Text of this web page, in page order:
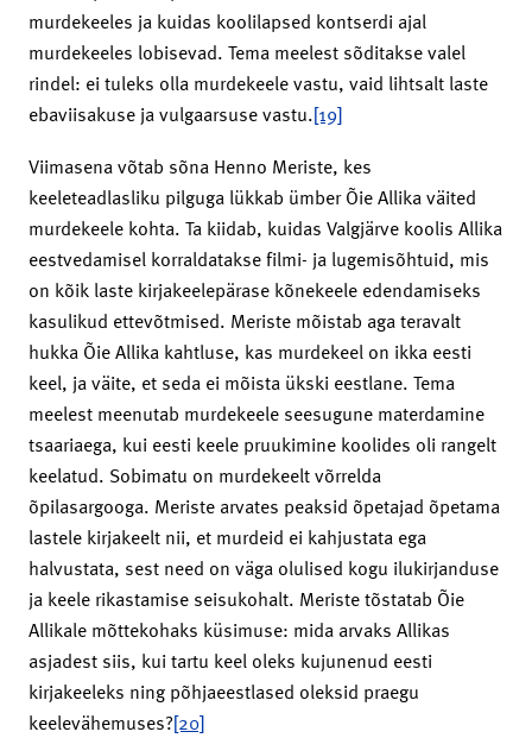
murdekeeles ja kuidas koolilapsed kontserdi ajal
murdekeeles lobisevad. Tema meelest sõditakse valel
rindel: ei tuleks olla murdekeele vastu, vaid lihtsalt laste
ebaviisakuse ja vulgaarsuse vastu.[19]
Viimasena võtab sõna Henno Meriste, kes
keeleteadlasliku pilguga lükkab ümber Õie Allika väited
murdekeele kohta. Ta kiidab, kuidas Valgjärve koolis Allika
eestvedamisel korraldatakse filmi- ja lugemisõhtuid, mis
on kõik laste kirjakeelepärase kõnekeele edendamiseks
kasulikud ettevõtmised. Meriste mõistab aga teravalt
hukka Õie Allika kahtluse, kas murdekeel on ikka eesti
keel, ja väite, et seda ei mõista ükski eestlane. Tema
meelest meenutab murdekeele seesugune materdamine
tsaariaega, kui eesti keele pruukimine koolides oli rangelt
keelatud. Sobimatu on murdekeelt võrrelda
õpilasargooga. Meriste arvates peaksid õpetajad õpetama
lastele kirjakeelt nii, et murdeid ei kahjustata ega
halvustata, sest need on väga olulised kogu ilukirjanduse
ja keele rikastamise seisukohalt. Meriste tõstatab Õie
Allikale mõttekohaks küsimuse: mida arvaks Allikas
asjadest siis, kui tartu keel oleks kujunenud eesti
kirjakeeleks ning põhjaeestlased oleksid praegu
keelevähemuses?[20]